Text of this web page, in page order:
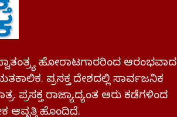
ಹೋರಾಟಗಾರರಿಂದ ಆರಂಭವಾದ
ಪ್ರಸಕ್ತ ದೇಶದಲ್ಲಿ ಸಾರ್ವಜನಿಕ
ಪ್ರಸಕ್ತ ರಾಜ್ಯಾದ್ಯಂತ ಆರು ಕಡೆಗಳಿಂದ
ಆವೃತ್ತಿ ಹೊಂದಿದೆ.